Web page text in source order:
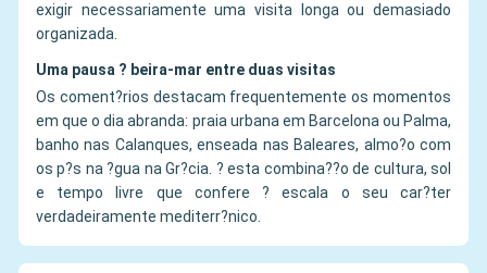
exigir necessariamente uma visita longa ou demasiado
organizada.
Uma pausa ? beira-mar entre duas visitas
Os coment?rios destacam frequentemente os momentos
em que o dia abranda: praia urbana em Barcelona ou Palma,
banho nas Calanques, enseada nas Baleares, almo?o com
os p?s na ?gua na Gr?cia. ? esta combina??o de cultura, sol
e tempo livre que confere ? escala o seu car?ter
verdadeiramente mediterr?nico.